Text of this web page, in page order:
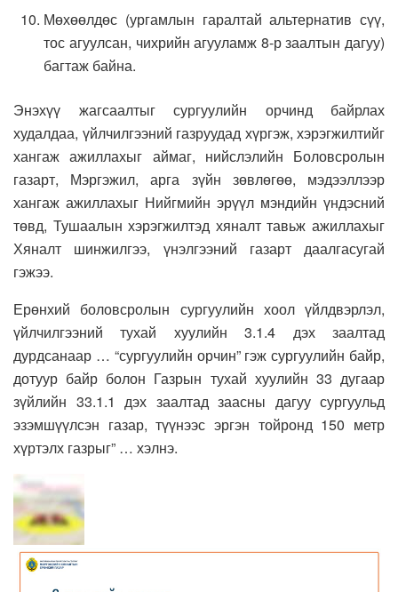
Мөхөөлдөс (ургамлын гаралтай альтернатив сүү,
тос агуулсан, чихрийн агууламж 8-р заалтын дагуу)
багтаж байна.
Энэхүү жагсаалтыг сургуулийн орчинд байрлах
худалдаа, үйлчилгээний газруудад хүргэж, хэрэгжилтийг
хангаж ажиллахыг аймаг, нийслэлийн Боловсролын
газарт, Мэргэжил, арга зүйн зөвлөгөө, мэдээллээр
хангаж ажиллахыг Нийгмийн эрүүл мэндийн үндэсний
төвд, Тушаалын хэрэгжилтэд хяналт тавьж ажиллахыг
Хяналт шинжилгээ, үнэлгээний газарт даалгасугай
гэжээ.
Ерөнхий боловсролын сургуулийн хоол үйлдвэрлэл,
үйлчилгээний тухай хуулийн 3.1.4 дэх заалтад
дурдсанаар … “сургуулийн орчин” гэж сургуулийн байр,
дотуур байр болон Газрын тухай хуулийн 33 дугаар
зүйлийн 33.1.1 дэх заалтад заасны дагуу сургуульд
эзэмшүүлсэн газар, түүнээс эргэн тойронд 150 метр
хүртэлх газрыг” … хэлнэ.